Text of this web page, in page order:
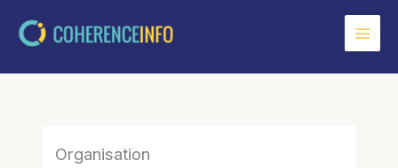
Organisation